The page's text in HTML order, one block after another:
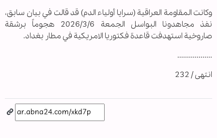
وكانت المقاومة العراقية (سرايا أولياء الدم) قد قالت في بيان سابق،
نفذ مجاهدونا البواسل الجمعة 2026/3/6 هجوماً برشقة
صاروخية استهدفت قاعدة فكتوريا الامريكية في مطار بغداد.
..................
انتهى / 232